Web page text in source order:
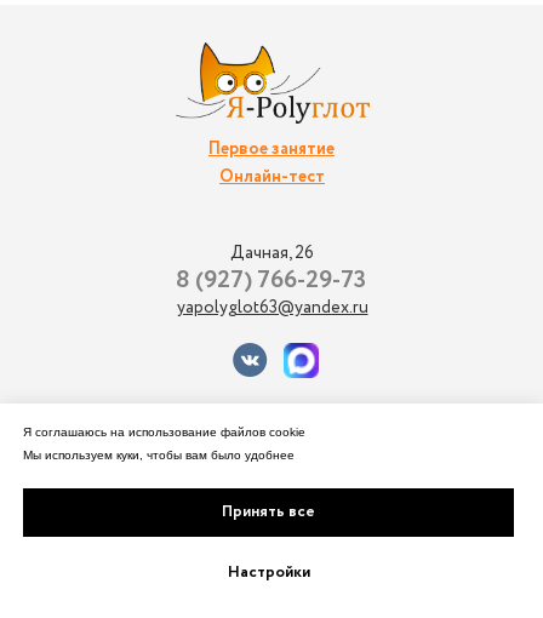
Я соглашаюсь на использование файлов cookie
Мы используем куки, чтобы вам было удобнее
Принять все
Настройки
8 (927) 766-29-73
Первое занятие
Дачная, 26
Онлайн-тест
yapolyglot63@yandex.ru
Согласие на обработку
персональных данных
Согласие на обработку файлов cookie
Способы оплаты и отказа от услуги
Оферта на оказание услуг перевода